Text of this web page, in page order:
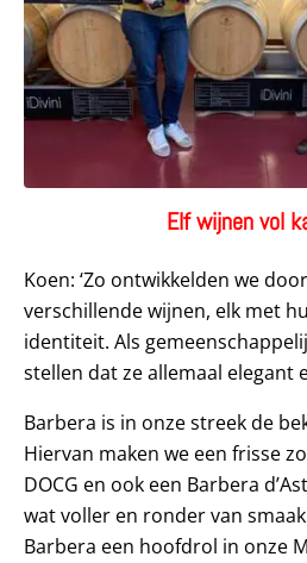
Elf wijnen vol
Koen: ‘Zo ontwikkelden we
verschillende wijnen, elk met
identiteit. Als
stellen dat ze allemaal elegant
Barbera is in onze streek de
Hiervan maken we een frisse
DOCG en ook een Barbera
wat voller en ronder van
Barbera een hoofdrol in onze